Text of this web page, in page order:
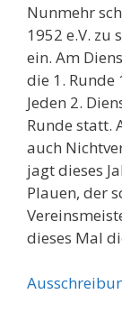
Nunmehr
1952 e.V. zu
ein. Am
die 1. Runde
Jeden 2.
Runde statt.
auch
jagt dieses
Plauen, der
dieses Mal